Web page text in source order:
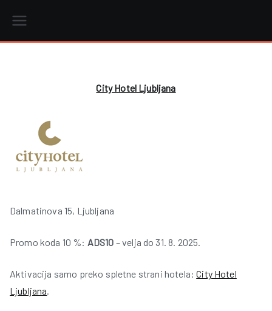
content
City Hotel Ljubljana
Dalmatinova 15, Ljubljana
Promo koda 10 %: ADS10 – velja do 31. 8. 2025.
Aktivacija samo preko spletne strani hotela:City Hotel
Ljubljana.